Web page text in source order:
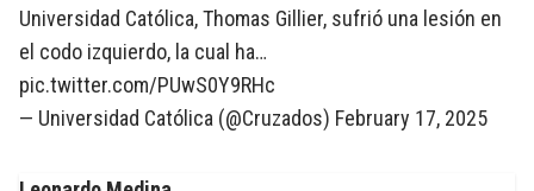
Universidad Católica, Thomas Gillier, sufrió una lesión en
el codo izquierdo, la cual ha…
pic.twitter.com/PUwS0Y9RHc
— Universidad Católica (@Cruzados) February 17, 2025